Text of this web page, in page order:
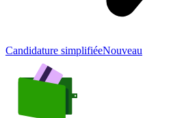
Candidature simplifiéeNouveau